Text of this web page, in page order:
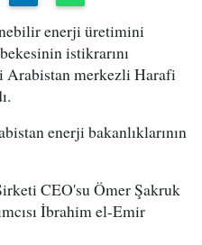
enerji üretimini
istikrarını
Arabistan merkezli Harafi
enerji bakanlıklarının
CEO'su Ömer Şakruk
İbrahim el-Emir